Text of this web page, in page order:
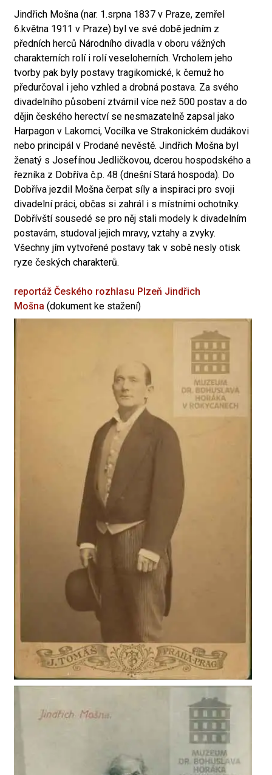
Jindřich Mošna (nar. 1.srpna 1837 v Praze, zemřel
6.května 1911 v Praze) byl ve své době jedním z
předních herců Národního divadla v oboru vážných
charakterních rolí i rolí veseloherních. Vrcholem jeho
tvorby pak byly postavy tragikomické, k čemuž ho
předurčoval i jeho vzhled a drobná postava. Za svého
divadelního působení ztvárnil více než 500 postav a do
dějin českého herectví se nesmazatelně zapsal jako
Harpagon v Lakomci, Vocílka ve Strakonickém dudákovi
nebo principál v Prodané nevěstě. Jindřich Mošna byl
ženatý s Josefínou Jedličkovou, dcerou hospodského a
řezníka z Dobříva č.p. 48 (dnešní Stará hospoda). Do
Dobříva jezdil Mošna čerpat síly a inspiraci pro svoji
divadelní práci, občas si zahrál i s místními ochotníky.
Dobřívští sousedé se pro něj stali modely k divadelním
postavám, studoval jejich mravy, vztahy a zvyky.
Všechny jím vytvořené postavy tak v sobě nesly otisk
ryze českých charakterů.
reportáž Českého rozhlasu Plzeň Jindřich
Mošna (dokument ke stažení)